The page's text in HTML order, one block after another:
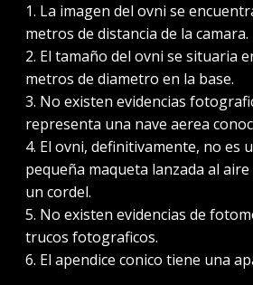
1. La imagen del ovni se
metros de distancia de la camara.
2. El tamaño del ovni se situaria
metros de diametro en la base.
3. No existen evidencias
representa una nave aerea
4. El ovni, definitivamente, no es
pequeña maqueta lanzada al
un cordel.
5. No existen evidencias de
trucos fotograficos.
6. El apendice conico tiene una